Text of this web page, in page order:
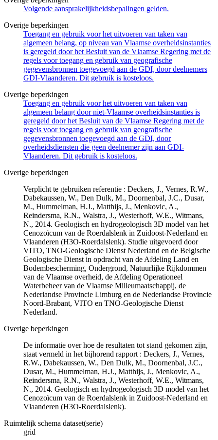
Volgende aansprakelijkheidsbepalingen gelden.
Overige beperkingen
Toegang en gebruik voor het uitvoeren van taken van
algemeen belang, op niveau van Vlaamse overheidsinstanties
is geregeld door het Besluit van de Vlaamse Regering met de
regels voor toegang en gebruik van geografische
gegevensbronnen toegevoegd aan de GDI, door deelnemers
GDI-Vlaanderen. Dit gebruik is kosteloos.
Overige beperkingen
Toegang en gebruik voor het uitvoeren van taken van
algemeen belang door niet-Vlaamse overheidsinstanties is
geregeld door het Besluit van de Vlaamse Regering met de
regels voor toegang en gebruik van geografische
gegevensbronnen toegevoegd aan de GDI, door
overheidsdiensten die geen deelnemer zijn aan GDI-
Vlaanderen. Dit gebruik is kosteloos.
Overige beperkingen
Verplicht te gebruiken referentie : Deckers, J., Vernes, R.W.,
Dabekaussen, W., Den Dulk, M., Doornenbal, J.C., Dusar,
M., Hummelman, H.J., Matthijs, J., Menkovic, A.,
Reindersma, R.N., Walstra, J., Westerhoff, W.E., Witmans,
N., 2014. Geologisch en hydrogeologisch 3D model van het
Cenozoïcum van de Roerdalslenk in Zuidoost-Nederland en
Vlaanderen (H3O-Roerdalslenk). Studie uitgevoerd door
VITO, TNO-Geologische Dienst Nederland en de Belgische
Geologische Dienst in opdracht van de Afdeling Land en
Bodembescherming, Ondergrond, Natuurlijke Rijkdommen
van de Vlaamse overheid, de Afdeling Operationeel
Waterbeheer van de Vlaamse Milieumaatschappij, de
Nederlandse Provincie Limburg en de Nederlandse Provincie
Noord-Brabant, VITO en TNO-Geologische Dienst
Nederland.
Overige beperkingen
De informatie over hoe de resultaten tot stand gekomen zijn,
staat vermeld in het bijhorend rapport : Deckers, J., Vernes,
R.W., Dabekaussen, W., Den Dulk, M., Doornenbal, J.C.,
Dusar, M., Hummelman, H.J., Matthijs, J., Menkovic, A.,
Reindersma, R.N., Walstra, J., Westerhoff, W.E., Witmans,
N., 2014. Geologisch en hydrogeologisch 3D model van het
Cenozoïcum van de Roerdalslenk in Zuidoost-Nederland en
Vlaanderen (H3O-Roerdalslenk).
Ruimtelijk schema dataset(serie)
grid